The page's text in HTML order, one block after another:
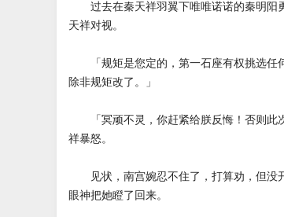
过去在秦天祥羽翼下唯唯诺诺的秦明阳
天祥对视。
「规矩是您定的，第一石座有权挑选任
除非规矩改了。」
「冥顽不灵，你赶紧给朕反悔！否则此
祥暴怒。
见状，南宫婉忍不住了，打算劝，但没
眼神把她瞪了回来。